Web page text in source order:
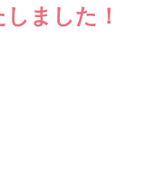
ました！